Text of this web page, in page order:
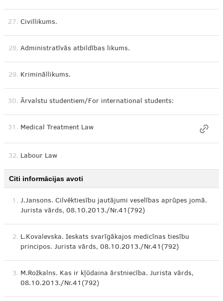
27. Civillikums.
28. Administratīvās atbildības likums.
29. Krimināllikums.
30. Ārvalstu studentiem/For international students:
31. Medical Treatment Law
32. Labour Law
Citi informācijas avoti
1. J.Jansons. Cilvēktiesību jautājumi veselības aprūpes jomā.
Jurista vārds, 08.10.2013./Nr.41(792)
2. L.Kovalevska. Ieskats svarīgākajos medicīnas tiesību
principos. Jurista vārds, 08.10.2013./Nr.41(792)
3. M.Rožkalns. Kas ir kļūdaina ārstniecība. Jurista vārds,
08.10.2013./Nr.41(792)